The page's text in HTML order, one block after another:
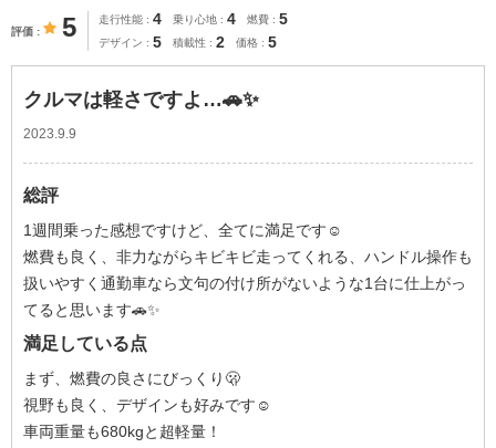
評価 5 走行性能 4 乗り心地 4 燃費 5
デザイン 5 積載性 2 価格 5
クルマは軽さですよ…🚗✨
2023.9.9
総評
1週間乗った感想ですけど、全てに満足です☺️
燃費も良く、非力ながらキビキビ走ってくれる、ハンドル操作も
扱いやすく通勤車なら文句の付け所がないような1台に仕上がっ
てると思います🚗✨
満足している点
まず、燃費の良さにびっくり🫢
視野も良く、デザインも好みです☺️
車両重量も680kgと超軽量！